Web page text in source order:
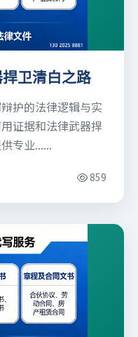
卫清白之路
护的法律逻辑与实
证据和法律武器捍
专业......
859